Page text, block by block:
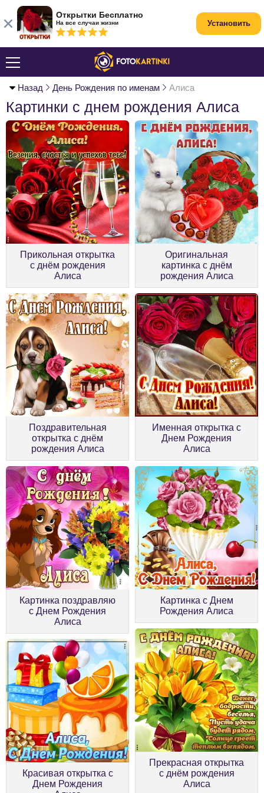
Назад День Рождения по именам Алиса
Картинки с днем рождения Алиса
Прикольная открытка
с днём рождения
Алиса
Оригинальная
картинка с днём
рождения Алиса
Поздравительная
открытка с днём
рождения Алиса
Именная открытка с
Днем Рождения
Алиса
Картинка поздравляю
с Днем Рождения
Алиса
Картинка с Днем
Рождения Алиса
Красивая открытка с
Днем Рождения
Прекрасная открытка
с днём рождения
Алиса
Открытки Бесплатно
На все случаи жизни Установить